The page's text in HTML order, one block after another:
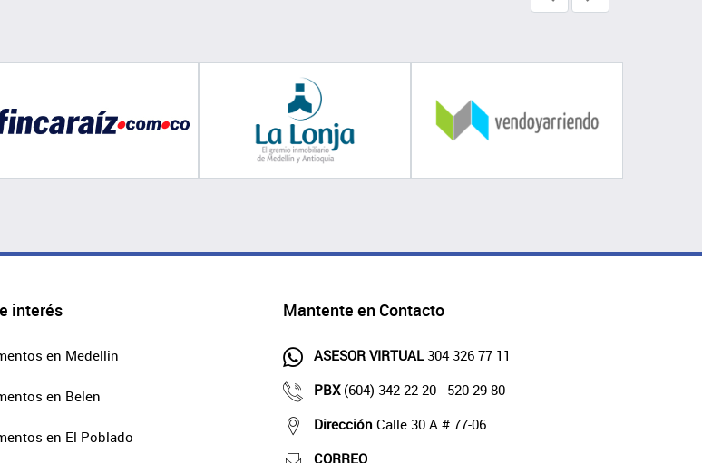
interés
en Medellin
en Belen
en El Poblado
Mantente en Contacto
ASESOR VIRTUAL304 326 77 11
PBX (604) 342 22 20 - 520 29 80
Dirección Calle 30 A # 77-06
CORREO